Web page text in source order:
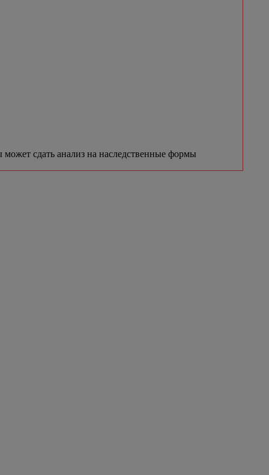
сдать анализ на наследственные формы